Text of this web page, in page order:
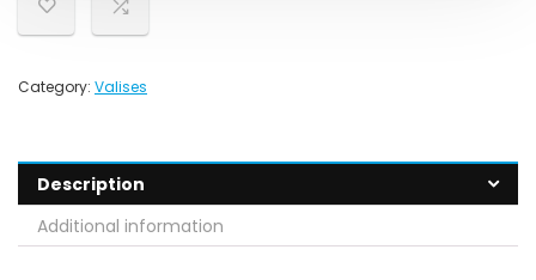
Category: Valises
Description
Additional information